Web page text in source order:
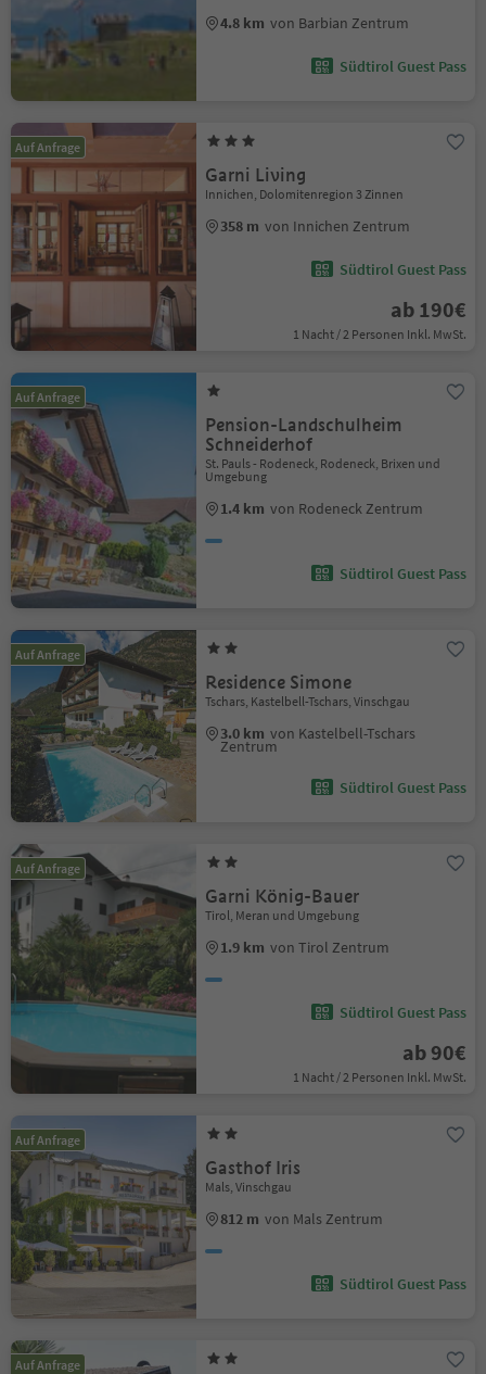
4.8 km von Barbian Zentrum
Südtirol Guest Pass
Auf Anfrage
Garni Living
Innichen, Dolomitenregion 3 Zinnen
358 m von Innichen Zentrum
Südtirol Guest Pass
ab 190€
1 Nacht / 2 Personen Inkl. MwSt.
Auf Anfrage
Pension-Landschulheim
Schneiderhof
St. Pauls - Rodeneck, Rodeneck, Brixen und
Umgebung
1.4 km von Rodeneck Zentrum
Südtirol Guest Pass
Auf Anfrage
Residence Simone
Tschars, Kastelbell-Tschars, Vinschgau
3.0 km von Kastelbell-Tschars
Zentrum
Südtirol Guest Pass
Auf Anfrage
Garni König-Bauer
Tirol, Meran und Umgebung
1.9 km von Tirol Zentrum
Südtirol Guest Pass
ab 90€
1 Nacht / 2 Personen Inkl. MwSt.
Auf Anfrage
Gasthof Iris
Mals, Vinschgau
812 m von Mals Zentrum
Südtirol Guest Pass
Auf Anfrage